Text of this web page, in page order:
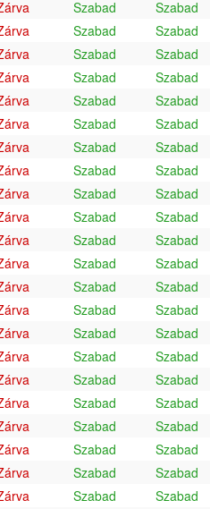
Szabad
Szabad
Szabad
Szabad
Szabad
Szabad
Szabad
Szabad
Szabad
Szabad
Szabad
Szabad
Szabad
Szabad
Szabad
Szabad
Szabad
Szabad
Szabad
Szabad
Szabad
Szabad
Szabad
Szabad
Szabad
Szabad
Szabad
Szabad
Szabad
Szabad
Szabad
Szabad
Szabad
Szabad
Szabad
Szabad
Szabad
Szabad
Szabad
Szabad
Szabad
Szabad
Szabad Szabad